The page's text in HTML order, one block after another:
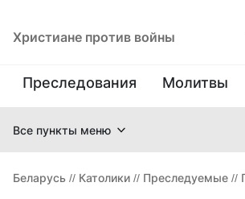
Христиане против войны
Преследования Молитвы
Все пункты меню
Беларусь // Католики // Преследуемые //